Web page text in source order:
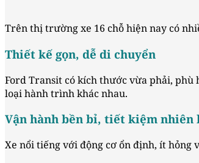
Trên thị trường xe 16 chỗ hiện nay có
Thiết kế gọn, dễ di chuyển
Ford Transit có kích thước vừa phải,
loại hành trình khác nhau.
Vận hành bền bỉ, tiết kiệm nhiên
Xe nổi tiếng với động cơ ổn định, ít hỏng